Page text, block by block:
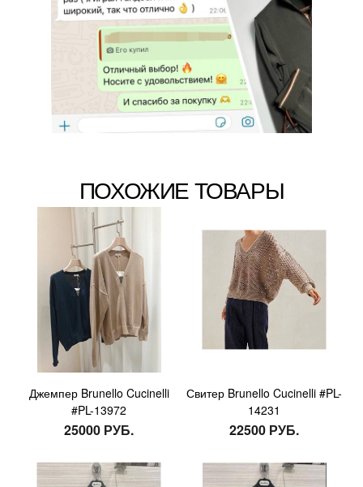
ПОХОЖИЕ ТОВАРЫ
Джемпер Brunello Cucinelli
#PL-13972
25000 РУБ.
Свитер Brunello Cucinelli #PL-
14231
22500 РУБ.